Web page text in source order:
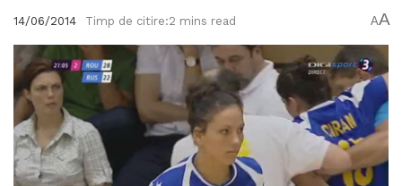
14/06/2014 Timp de citire:2 mins read AA